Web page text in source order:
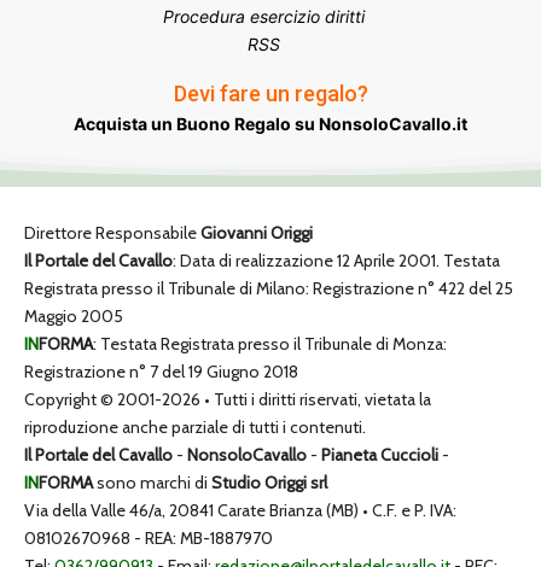
Procedura esercizio diritti
RSS
Devi fare un regalo?
Acquista un Buono Regalo su NonsoloCavallo.it
Direttore ResponsabileGiovanni Origgi
Il Portale del Cavallo: Data di realizzazione 12 Aprile 2001. Testata
Registrata presso il Tribunale di Milano: Registrazione n° 422 del 25
Maggio 2005
INFORMA: Testata Registrata presso il Tribunale di Monza:
Registrazione n° 7 del 19 Giugno 2018
Copyright © 2001-2026 • Tutti i diritti riservati, vietata la
riproduzione anche parziale di tutti i contenuti.
Il Portale del Cavallo - NonsoloCavallo - Pianeta Cuccioli -
INFORMAsono marchi di Studio Origgi srl
Via della Valle 46/a, 20841 Carate Brianza (MB) • C.F. e P. IVA:
08102670968 - REA: MB-1887970